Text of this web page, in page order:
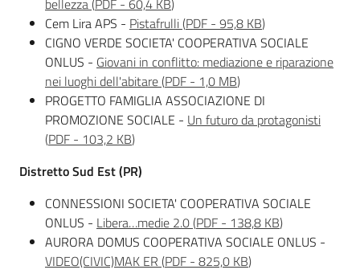
bellezza(PDF - 60,4 KB)
Cem Lira APS - Pistafrulli(PDF - 95,8 KB)
CIGNO VERDE SOCIETA' COOPERATIVA SOCIALE
ONLUS - Giovani in conflitto: mediazione e riparazione
nei luoghi dell'abitare(PDF - 1,0 MB)
PROGETTO FAMIGLIA ASSOCIAZIONE DI
PROMOZIONE SOCIALE - Un futuro da protagonisti
(PDF - 103,2 KB)
Distretto Sud Est (PR)
CONNESSIONI SOCIETA' COOPERATIVA SOCIALE
ONLUS - Libera…medie 2.0(PDF - 138,8 KB)
AURORA DOMUS COOPERATIVA SOCIALE ONLUS -
VIDEO(CIVIC)MAK ER (PDF - 825,0 KB)